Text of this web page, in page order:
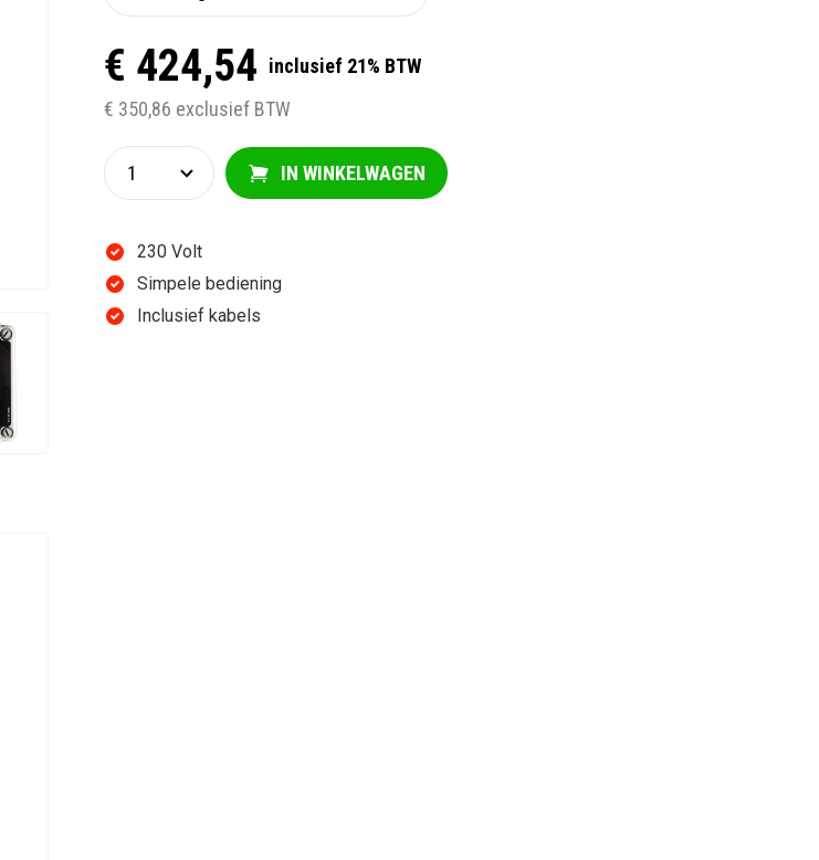
€ 424,54 inclusief 21% BTW
€ 350,86 exclusief BTW
IN WINKELWAGEN
230 Volt
Simpele bediening
Inclusief kabels